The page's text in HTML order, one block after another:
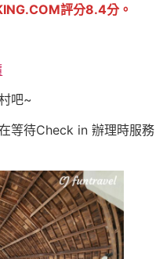
評分8.4分。
吧~
等待Check in 辦理時服務